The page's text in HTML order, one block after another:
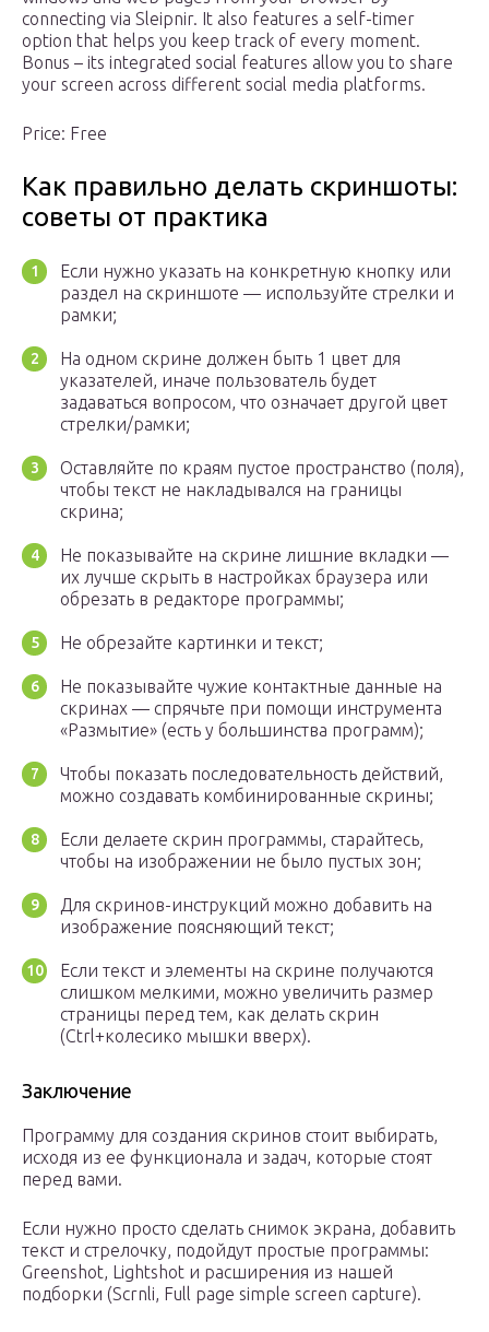
connecting via Sleipnir. It also features a self-timer
option that helps you keep track of every moment.
Bonus – its integrated social features allow you to share
your screen across different social media platforms.
Price: Free
Как правильно делать скриншоты:
советы от практика
Если нужно указать на конкретную кнопку или
раздел на скриншоте — используйте стрелки и
рамки;
На одном скрине должен быть 1 цвет для
указателей, иначе пользователь будет
задаваться вопросом, что означает другой цвет
стрелки/рамки;
Оставляйте по краям пустое пространство (поля),
чтобы текст не накладывался на границы
скрина;
Не показывайте на скрине лишние вкладки —
их лучше скрыть в настройках браузера или
обрезать в редакторе программы;
Не обрезайте картинки и текст;
Не показывайте чужие контактные данные на
скринах — спрячьте при помощи инструмента
«Размытие» (есть у большинства программ);
Чтобы показать последовательность действий,
можно создавать комбинированные скрины;
Если делаете скрин программы, старайтесь,
чтобы на изображении не было пустых зон;
Для скринов-инструкций можно добавить на
изображение поясняющий текст;
Если текст и элементы на скрине получаются
слишком мелкими, можно увеличить размер
страницы перед тем, как делать скрин
(Ctrl+колесико мышки вверх).
Заключение
Программу для создания скринов стоит выбирать,
исходя из ее функционала и задач, которые стоят
перед вами.
Если нужно просто сделать снимок экрана, добавить
текст и стрелочку, подойдут простые программы:
Greenshot, Lightshot и расширения из нашей
подборки (Scrnli, Full page simple screen capture).